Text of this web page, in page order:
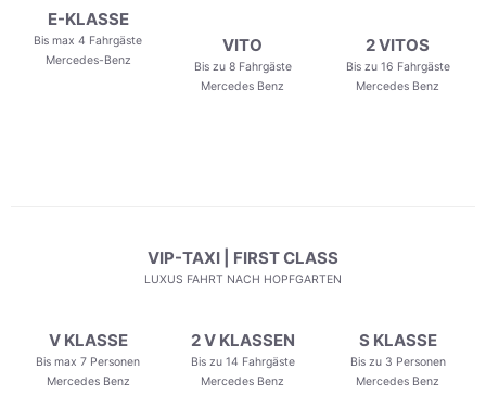
E-KLASSE
Bis max 4 Fahrgäste
Mercedes-Benz
VITO
Bis zu 8 Fahrgäste
Mercedes Benz
2 VITOS
Bis zu 16 Fahrgäste
Mercedes Benz
VIP-TAXI | FIRST CLASS
LUXUS FAHRT NACH HOPFGARTEN
V KLASSE
Bis max 7 Personen
Mercedes Benz
2 V KLASSEN
Bis zu 14 Fahrgäste
Mercedes Benz
S KLASSE
Bis zu 3 Personen
Mercedes Benz